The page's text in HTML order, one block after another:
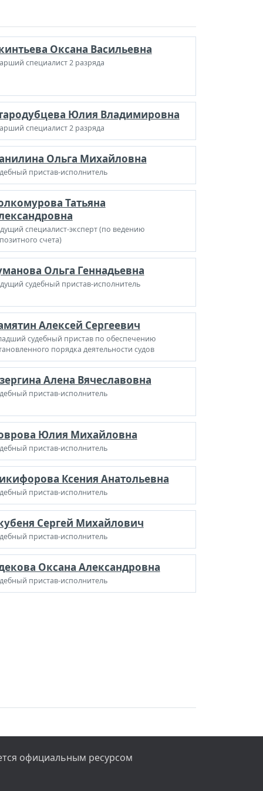
Оксана Васильевна
специалист 2 разряда
Юлия Владимировна
специалист 2 разряда
Ольга Михайловна
пристав-исполнитель
Татьяна
специалист-эксперт (по ведению
счета)
Ольга Геннадьевна
судебный пристав-исполнитель
Алексей Сергеевич
судебный пристав по обеспечению
порядка деятельности судов
Алена Вячеславовна
пристав-исполнитель
Юлия Михайловна
пристав-исполнитель
Ксения Анатольевна
пристав-исполнитель
Сергей Михайлович
пристав-исполнитель
Оксана Александровна
пристав-исполнитель
официальным ресурсом